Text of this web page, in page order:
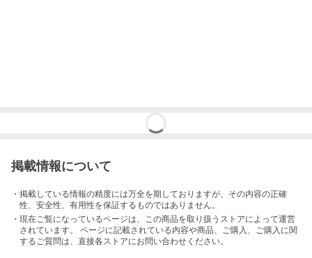
掲載情報について
・掲載している情報の精度には万全を期しておりますが、その内容の正確
性、安全性、有用性を保証するものではありません。
・現在ご覧になっているページは、この商品を取り扱うストアによって運営
されています。 ページに記載されている内容や商品、ご購入 、ご購入に関
するご質問は、直接各ストアにお問い合わせください。